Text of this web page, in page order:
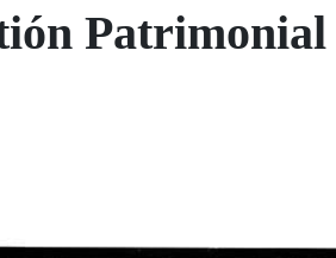
Patrimonial